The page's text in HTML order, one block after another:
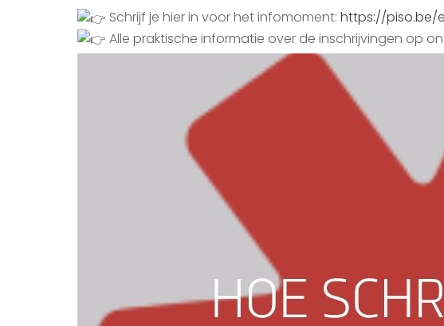
Schrijf je hier in voor het infomoment: https://piso.be/
Alle praktische informatie over de inschrijvingen op